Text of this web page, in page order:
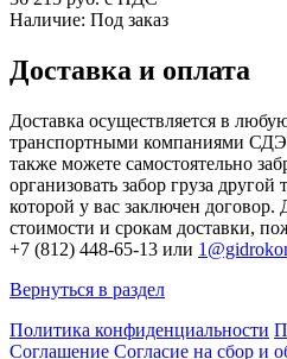
Наличие: Под заказ
Доставка и оплата
Доставка осуществляется в
транспортными компаниями
также можете самостоятельно
организовать забор груза
которой у вас заключен договор.
стоимости и срокам доставки,
+7 (812) 448-65-13 или
Вернуться в раздел
Политика конфиденциальности
Соглашение Согласие на сбор и